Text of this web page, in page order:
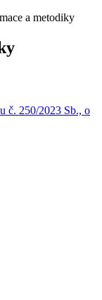
a metodiky
č. 250/2023 Sb., o